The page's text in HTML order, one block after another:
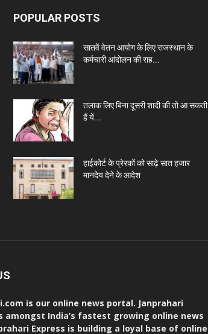
POPULAR POSTS
सातवें वेतन आयोग के लिए राजस्थान के
कर्मचारी आंदोलन की राह...
तलाक लिए बिना दूसरी शादी की तो आ सकती
हैं यें...
हाईकोर्ट के प्रेरकों को साढ़े सात हजार
मानदेय देने के आदेश
is our online news portal. Janprahari
amongst India’s fastest growing online news
Express is building a loyal base of online